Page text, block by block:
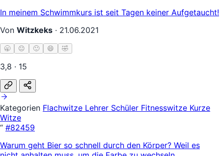
In meinem Schwimmkurs ist seit Tagen keiner Aufgetaucht!
Von Witzkeks · 21.06.2021
🥱 😐 🙂 😄 🤣
3,8 · 15
Kategorien Flachwitze Lehrer Schüler Fitnesswitze Kurze
Witze
“ #82459
Warum geht Bier so schnell durch den Körper? Weil es